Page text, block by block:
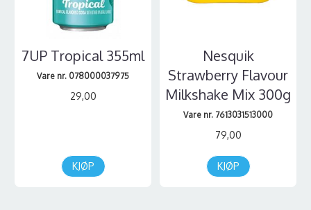
7UP Tropical 355ml
Vare nr. 078000037975
29,00
KJØP
Nesquik
Strawberry Flavour
Milkshake Mix 300g
Vare nr. 7613031513000
79,00
KJØP